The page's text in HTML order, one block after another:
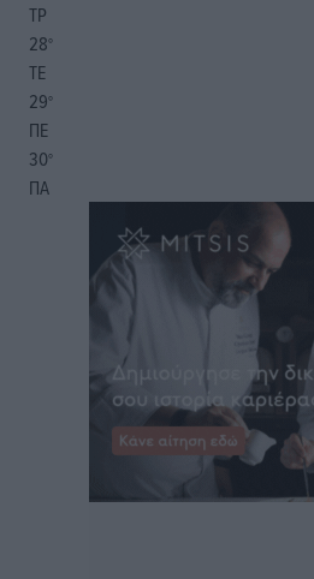
ΤΡ
28°
ΤΕ
29°
ΠΕ
30°
ΠΑ